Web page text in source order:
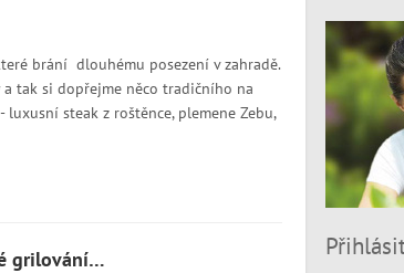
brání dlouhému posezení v zahradě.
tak si dopřejme něco tradičního na
steak z roštěnce, plemene Zebu,
grilování…